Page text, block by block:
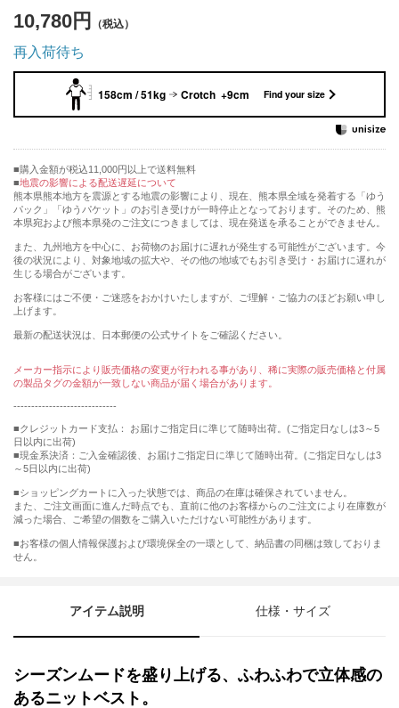
10,780円
再入荷待ち
158cm / 51kg Crotch +9cm Find your size
購入金額が税込11,000円以上で送料無料
地震の影響による配送遅延について
熊本県熊本地方を震源とする地震の影響により、現在、熊本県全域を発着する「ゆう
パック」「ゆうパケット」のお引き受けが一時停止となっております。そのため、熊
本県宛および熊本県発のご注文につきましては、現在発送を承ることができません。
また、九州地方を中心に、お荷物のお届けに遅れが発生する可能性がございます。今
後の状況により、対象地域の拡大や、その他の地域でもお引き受け・お届けに遅れが
生じる場合がございます。
お客様にはご不便・ご迷惑をおかけいたしますが、ご理解・ご協力のほどお願い申し
上げます。
最新の配送状況は、日本郵便の公式サイトをご確認ください。
メーカー指示により販売価格の変更が行われる事があり、稀に実際の販売価格と付属
の製品タグの金額が一致しない商品が届く場合があります。
-----------------------------
■クレジットカード支払： お届けご指定日に準じて随時出荷。(ご指定日なしは3～5
日以内に出荷)
■現金系決済：ご入金確認後、お届けご指定日に準じて随時出荷。(ご指定日なしは3
～5日以内に出荷)
■ショッピングカートに入った状態では、商品の在庫は確保されていません。
また、ご注文画面に進んだ時点でも、直前に他のお客様からのご注文により在庫数が
減った場合、ご希望の個数をご購入いただけない可能性があります。
■お客様の個人情報保護および環境保全の一環として、納品書の同梱は致しておりま
せん。
アイテム説明 仕様・サイズ
シーズンムードを盛り上げる、ふわふわで立体感の
あるニットベスト。